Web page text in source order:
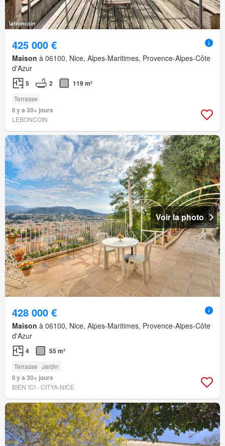
425 000 €
Maison à 06100, Nice, Alpes-Maritimes, Provence-Alpes-Côte
d'Azur
5 2 119 m²
Terrasse
Il y a 30+ jours
LEBONCOIN
Voir la photo
428 000 €
Maison à 06100, Nice, Alpes-Maritimes, Provence-Alpes-Côte
d'Azur
4 55 m²
Terrasse Jardin
Il y a 30+ jours
BIEN´ICI - CITYA-NICE